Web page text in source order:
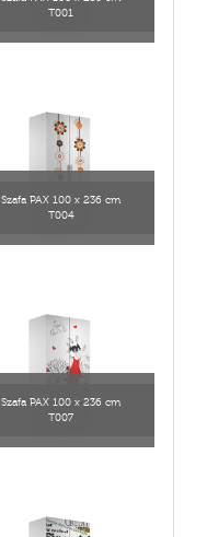
T001
Szafa PAX 100 x 236 cm
T004
Szafa PAX 100 x 236 cm
T007